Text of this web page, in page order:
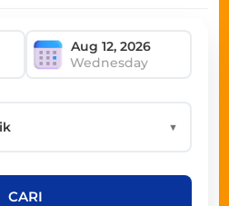
Wednesday
▼
CARI